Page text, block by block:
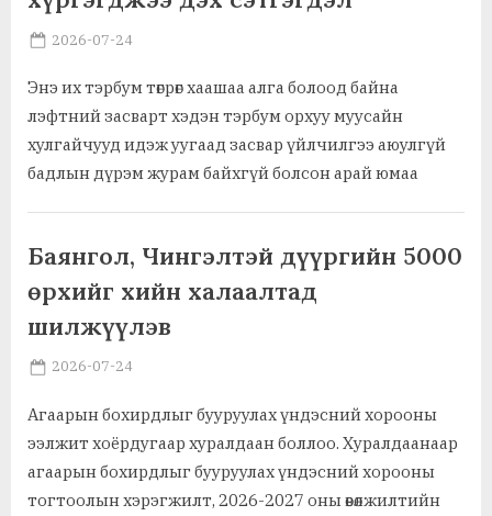
Posted
2026-07-24
Энэ их тэрбум төгрөг хаашаа алга болоод байна
лэфтний засварт хэдэн тэрбум орхуу муусайн
хулгайчууд идэж уугаад засвар үйлчилгээ аюулгүй
бадлын дүрэм журам байхгүй болсон арай юмаа
Худалдаа, үзвэр, үйлчилгээ
Баянгол, Чингэлтэй дүүргийн 5000
өрхийг хийн халаалтад
шилжүүлэв
Posted
2026-07-24
Агаарын бохирдлыг бууруулах үндэсний хорооны
ээлжит хоёрдугаар хуралдаан боллоо. Хуралдаанаар
агаарын бохирдлыг бууруулах үндэсний хорооны
тогтоолын хэрэгжилт, 2026-2027 оны өвөлжилтийн